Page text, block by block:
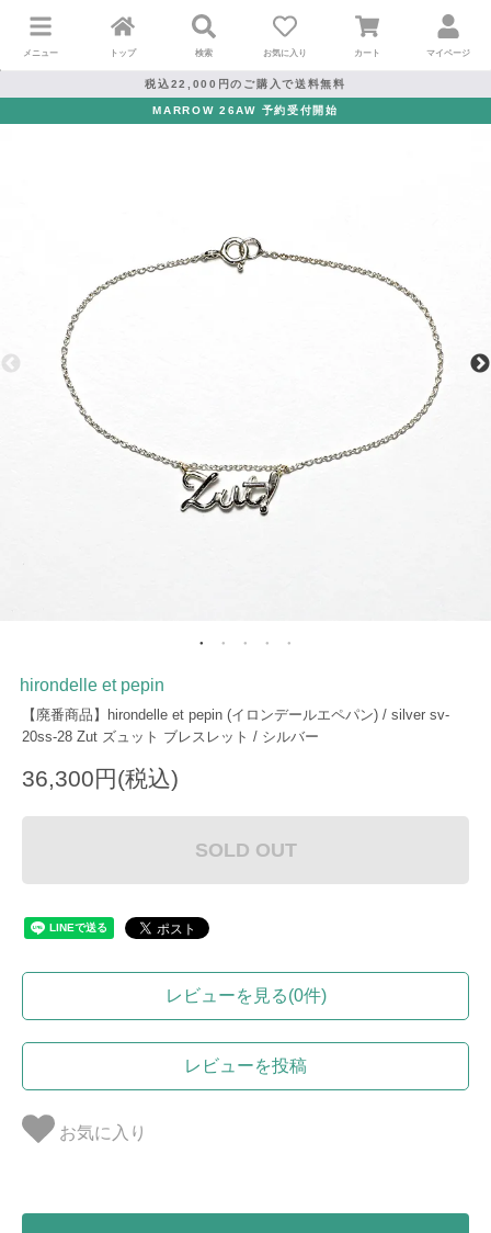
メニュー トップ 検索 お気に入り カート マイページ
税込22,000円のご購入で送料無料
MARROW 26AW 予約受付開始
hirondelle et pepin
【廃番商品】hirondelle et pepin (イロンデールエペパン) / silver sv-
20ss-28 Zut ズュット ブレスレット / シルバー
36,300円(税込)
SOLD OUT
レビューを見る(0件)
レビューを投稿
お気に入り